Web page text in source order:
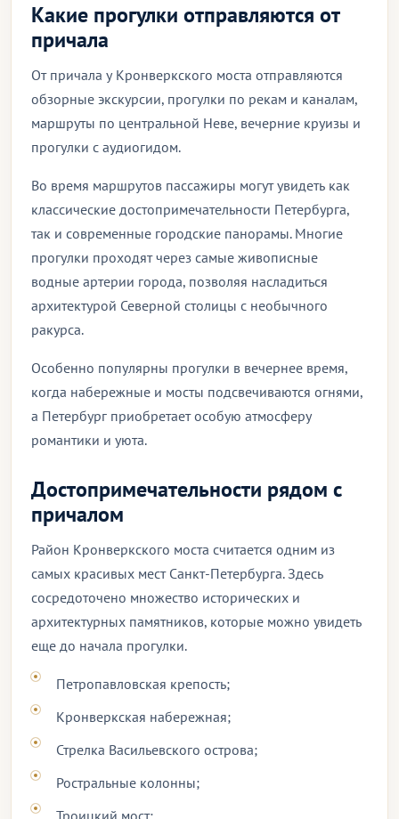
Какие прогулки отправляются от
причала
От причала у Кронверкского моста отправляются
обзорные экскурсии, прогулки по рекам и каналам,
маршруты по центральной Неве, вечерние круизы и
прогулки с аудиогидом.
Во время маршрутов пассажиры могут увидеть как
классические достопримечательности Петербурга,
так и современные городские панорамы. Многие
прогулки проходят через самые живописные
водные артерии города, позволяя насладиться
архитектурой Северной столицы с необычного
ракурса.
Особенно популярны прогулки в вечернее время,
когда набережные и мосты подсвечиваются огнями,
а Петербург приобретает особую атмосферу
романтики и уюта.
Достопримечательности рядом с
причалом
Район Кронверкского моста считается одним из
самых красивых мест Санкт-Петербурга. Здесь
сосредоточено множество исторических и
архитектурных памятников, которые можно увидеть
еще до начала прогулки.
Петропавловская крепость;
Кронверкская набережная;
Стрелка Васильевского острова;
Ростральные колонны;
Троицкий мост;